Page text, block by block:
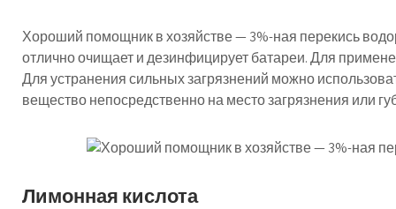
Хороший помощник в хозяйстве — 3%-ная перекись
отлично очищает и дезинфицирует батареи. Для
Для устранения сильных загрязнений можно
вещество непосредственно на место загрязнения или
Лимонная кислота